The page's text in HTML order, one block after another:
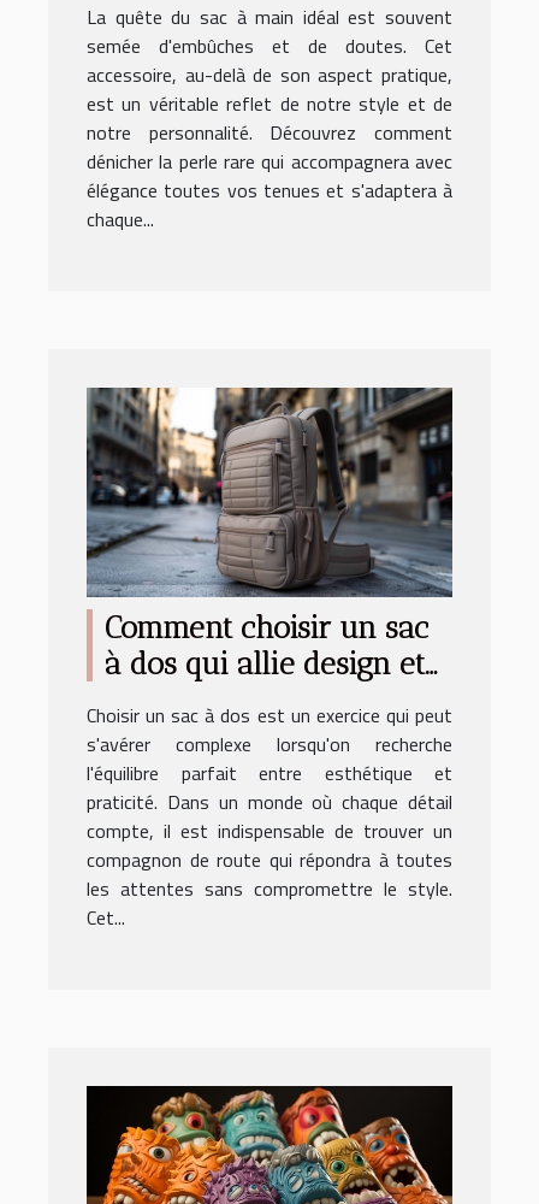
La quête du sac à main idéal est souvent
semée d'embûches et de doutes. Cet
accessoire, au-delà de son aspect pratique,
est un véritable reflet de notre style et de
notre personnalité. Découvrez comment
dénicher la perle rare qui accompagnera avec
élégance toutes vos tenues et s'adaptera à
chaque...
Comment choisir un sac
à dos qui allie design et
fonctionnalité
Choisir un sac à dos est un exercice qui peut
s'avérer complexe lorsqu'on recherche
l'équilibre parfait entre esthétique et
praticité. Dans un monde où chaque détail
compte, il est indispensable de trouver un
compagnon de route qui répondra à toutes
les attentes sans compromettre le style.
Cet...